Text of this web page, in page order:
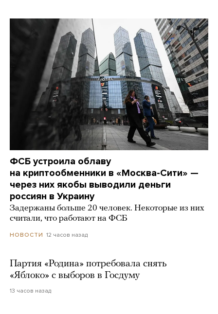
ФСБ устроила облаву
на криптообменники в «Москва-Сити» —
через них якобы выводили деньги
россиян в Украину
Задержаны больше 20 человек. Некоторые из них
считали, что работают на ФСБ
НОВОСТИ 12 часов назад
Партия «Родина» потребовала снять
«Яблоко» с выборов в Госдуму
13 часов назад